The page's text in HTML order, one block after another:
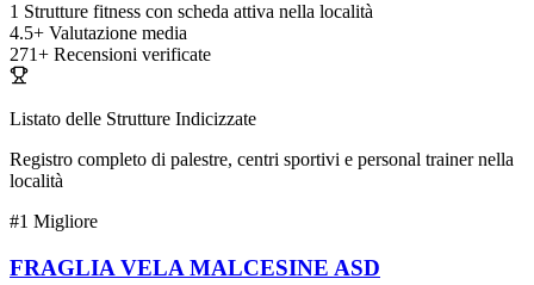
1 Strutture fitness con scheda attiva nella località
4.5+ Valutazione media
271+ Recensioni verificate
Listato delle Strutture Indicizzate
Registro completo di palestre, centri sportivi e personal trainer nella
località
#1 Migliore
FRAGLIA VELA MALCESINE ASD